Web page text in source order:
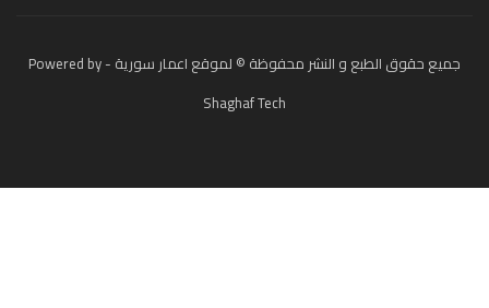
جميع حقوق الطبع و النشر محفوظة © لموقع اعمار سورية - Powered by
Shaghaf Tech